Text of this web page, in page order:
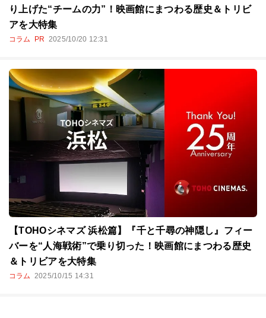
り上げた“チームの力”！映画館にまつわる歴史＆トリビ
アを大特集
コラム PR 2025/10/20 12:31
【TOHOシネマズ 浜松篇】『千と千尋の神隠し』フィー
バーを“人海戦術”で乗り切った！映画館にまつわる歴史
＆トリビアを大特集
コラム 2025/10/15 14:31